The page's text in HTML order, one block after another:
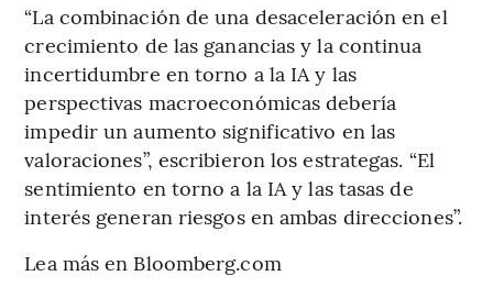
“La combinación de una desaceleración en el
crecimiento de las ganancias y la continua
incertidumbre en torno a la IA y las
perspectivas macroeconómicas debería
impedir un aumento significativo en las
valoraciones”, escribieron los estrategas. “El
sentimiento en torno a la IA y las tasas de
interés generan riesgos en ambas direcciones”.
Lea más en Bloomberg.com